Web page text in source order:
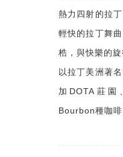
熱力四射的拉
輕快的拉丁舞
梏，與快樂的
以拉丁美洲著
加DOTA莊
Bourbon種咖啡